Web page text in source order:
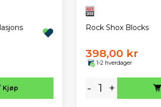
Kjøp
Rock Shox Blocks
398,00 kr
1-2 hverdager
- +